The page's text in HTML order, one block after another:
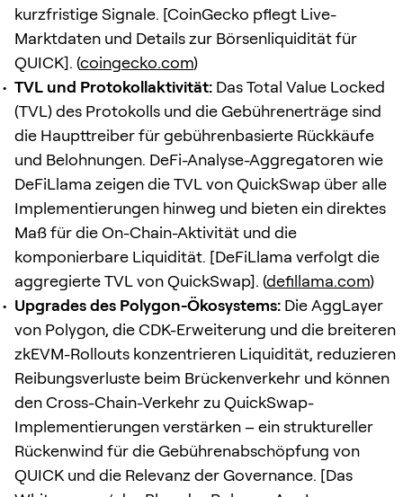
kurzfristige Signale. [CoinGecko pflegt Live-
Marktdaten und Details zur Börsenliquidität für
QUICK]. (coingecko.com)
TVL und Protokollaktivität: Das Total Value Locked
(TVL) des Protokolls und die Gebührenerträge sind
die Haupttreiber für gebührenbasierte Rückkäufe
und Belohnungen. DeFi-Analyse-Aggregatoren wie
DeFiLlama zeigen die TVL von QuickSwap über alle
Implementierungen hinweg und bieten ein direktes
Maß für die On-Chain-Aktivität und die
komponierbare Liquidität. [DeFiLlama verfolgt die
aggregierte TVL von QuickSwap]. (defillama.com)
Upgrades des Polygon-Ökosystems: Die AggLayer
von Polygon, die CDK-Erweiterung und die breiteren
zkEVM-Rollouts konzentrieren Liquidität, reduzieren
Reibungsverluste beim Brückenverkehr und können
den Cross-Chain-Verkehr zu QuickSwap-
Implementierungen verstärken – ein struktureller
Rückenwind für die Gebührenabschöpfung von
QUICK und die Relevanz der Governance. [Das